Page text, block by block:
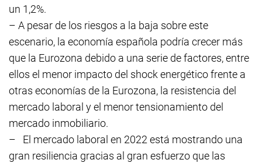
un 1,2%.
– A pesar de los riesgos a la baja sobre este
escenario, la economía española podría crecer más
que la Eurozona debido a una serie de factores, entre
ellos el menor impacto del shock energético frente a
otras economías de la Eurozona, la resistencia del
mercado laboral y el menor tensionamiento del
mercado inmobiliario.
–
El mercado laboral en 2022 está mostrando una
gran resiliencia gracias al gran esfuerzo que las